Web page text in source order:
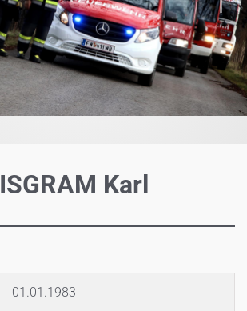
Karl
01.01.1983